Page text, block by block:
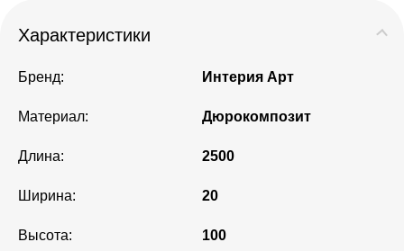
Характеристики
Бренд: Интерия Арт
Материал: Дюрокомпозит
Длина: 2500
Ширина: 20
Высота: 100